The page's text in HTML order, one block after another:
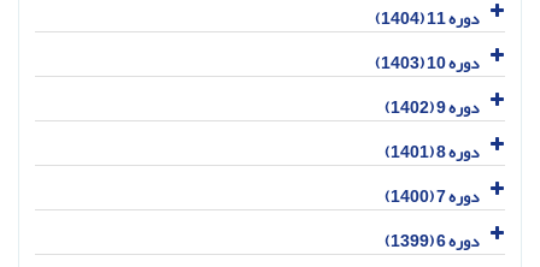
دوره 11 (1404)
دوره 10 (1403)
دوره 9 (1402)
دوره 8 (1401)
دوره 7 (1400)
دوره 6 (1399)